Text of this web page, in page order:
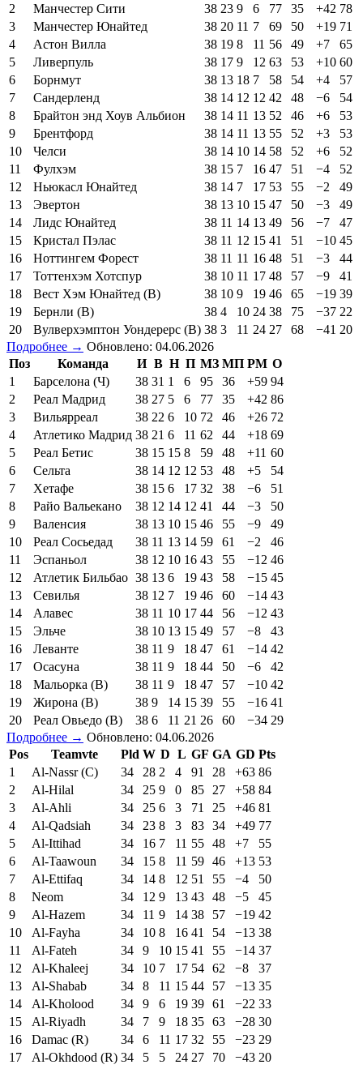
2
Манчестер Сити 38 23 9 6 77 35 +42 78
3
Манчестер Юнайтед 38 20 11 7 69 50 +19 71
4
Астон Вилла 38 19 8 11 56 49 +7
65
5
Ливерпуль 38 17 9 12 63 53 +10 60
6
Борнмут 38 13 18 7 58 54 +4
57
7
Сандерленд 38 14 12 12 42 48 −6
54
8
Брайтон энд Хоув Альбион 38 14 11 13 52 46 +6
53
9
Брентфорд 38 14 11 13 55 52 +3
53
10
Челси 38 14 10 14 58 52 +6
52
11
Фулхэм 38 15 7 16 47 51 −4
52
12
Ньюкасл Юнайтед 38 14 7 17 53 55 −2
49
13
Эвертон 38 13 10 15 47 50 −3
49
14
Лидс Юнайтед 38 11 14 13 49 56 −7
47
15
Кристал Пэлас 38 11 12 15 41 51 −10 45
16
Ноттингем Форест 38 11 11 16 48 51 −3
44
17
Тоттенхэм Хотспур 38 10 11 17 48 57 −9
41
18
Вест Хэм Юнайтед (В) 38 10 9 19 46 65 −19 39
19
Бернли (В) 38 4 10 24 38 75 −37 22
20
Вулверхэмптон Уондерерс (В) 38 3 11 24 27 68 −41 20
Подробнее → Обновлено: 04.06.2026
Поз
Команда И В Н П МЗ МП РМ О
1
Барселона (Ч) 38 31 1 6 95 36 +59 94
2
Реал Мадрид 38 27 5 6 77 35 +42 86
3
Вильярреал 38 22 6 10 72 46 +26 72
4
Атлетико Мадрид 38 21 6 11 62 44 +18 69
5
Реал Бетис 38 15 15 8 59 48 +11 60
6
Сельта 38 14 12 12 53 48 +5
54
7
Хетафе 38 15 6 17 32 38 −6
51
8
Райо Вальекано 38 12 14 12 41 44 −3
50
9
Валенсия 38 13 10 15 46 55 −9
49
10
Реал Сосьедад 38 11 13 14 59 61 −2
46
11
Эспаньол 38 12 10 16 43 55 −12 46
12
Атлетик Бильбао 38 13 6 19 43 58 −15 45
13
Севилья 38 12 7 19 46 60 −14 43
14
Алавес 38 11 10 17 44 56 −12 43
15
Эльче 38 10 13 15 49 57 −8
43
16
Леванте 38 11 9 18 47 61 −14 42
17
Осасуна 38 11 9 18 44 50 −6
42
18
Мальорка (В) 38 11 9 18 47 57 −10 42
19
Жирона (В) 38 9 14 15 39 55 −16 41
20
Реал Овьедо (В) 38 6 11 21 26 60 −34 29
Подробнее → Обновлено: 04.06.2026
Pos
Teamvte Pld W D L GF GA GD Pts
1
Al-Nassr (C) 34 28 2 4 91 28 +63 86
2
Al-Hilal 34 25 9 0 85 27 +58 84
3
Al-Ahli 34 25 6 3 71 25 +46 81
4
Al-Qadsiah 34 23 8 3 83 34 +49 77
5
Al-Ittihad 34 16 7 11 55 48 +7
55
6
Al-Taawoun 34 15 8 11 59 46 +13 53
7
Al-Ettifaq 34 14 8 12 51 55 −4
50
8
Neom 34 12 9 13 43 48 −5
45
9
Al-Hazem 34 11 9 14 38 57 −19 42
10
Al-Fayha 34 10 8 16 41 54 −13 38
11
Al-Fateh 34 9 10 15 41 55 −14 37
12
Al-Khaleej 34 10 7 17 54 62 −8
37
13
Al-Shabab 34 8 11 15 44 57 −13 35
14
Al-Kholood 34 9 6 19 39 61 −22 33
15
Al-Riyadh 34 7 9 18 35 63 −28 30
16
Damac (R) 34 6 11 17 32 55 −23 29
17
Al-Okhdood (R) 34 5 5 24 27 70 −43 20